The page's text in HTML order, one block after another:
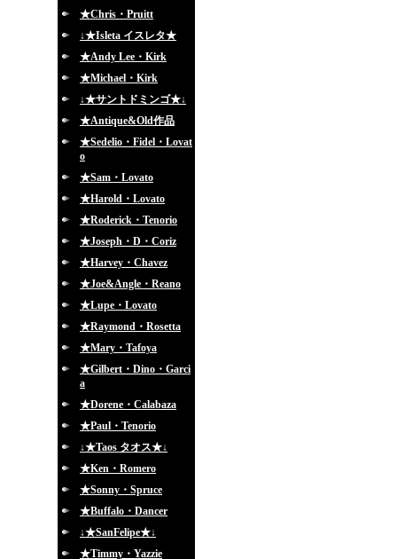
★Chris・Pruitt
↓★Isleta イスレタ★
★Andy Lee・Kirk
★Michael・Kirk
↓★サントドミンゴ★↓
★Antique&Old作品
★Sedelio・Fidel・Lovat
o
★Sam・Lovato
★Harold・Lovato
★Roderick・Tenorio
★Joseph・D・Coriz
★Harvey・Chavez
★Joe&Angle・Reano
★Lupe・Lovato
★Raymond・Rosetta
★Mary・Tafoya
★Gilbert・Dino・Garci
a
★Dorene・Calabaza
★Paul・Tenorio
↓★Taos タオス★↓
★Ken・Romero
★Sonny・Spruce
★Buffalo・Dancer
↓★SanFelipe★↓
★Timmy・Yazzie